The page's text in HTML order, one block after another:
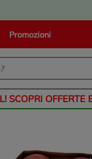
Promozioni
SCOPRI